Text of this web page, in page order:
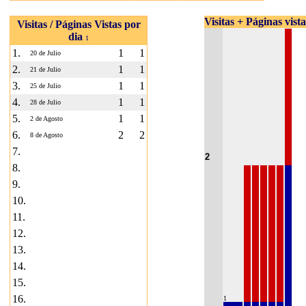
Visitas / Páginas Vistas por
dia 1
1. 20 de Julio 1
1
2.
21 de Julio 1
1
3.
25 de Julio 1
1
4.
28 de Julio 1
1
5.
2 de Agosto 1
1
6.
8 de Agosto 2
2
7.
8.
9.
10.
11.
12.
13.
14.
15.
16.
Visitas + Páginas
2
1